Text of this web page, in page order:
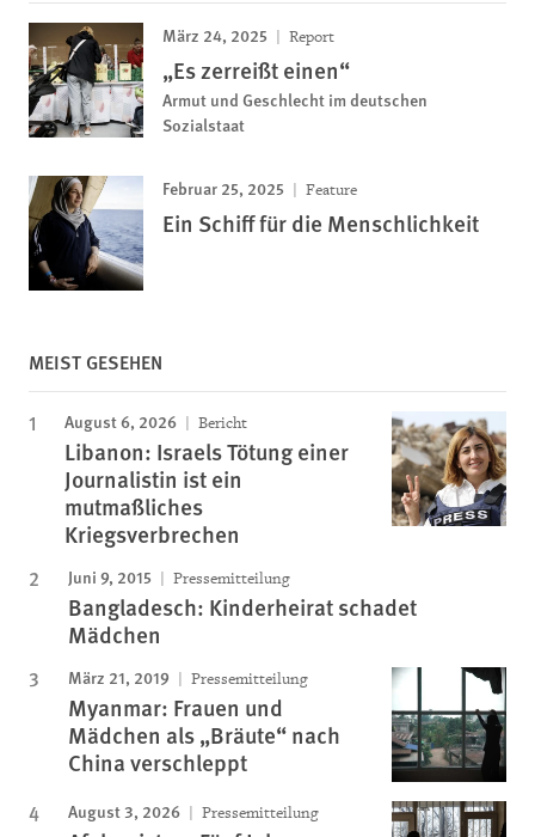
März 24, 2025 Report
„Es zerreißt einen“
Armut und Geschlecht im deutschen
Sozialstaat
Februar 25, 2025 Feature
Ein Schiff für die Menschlichkeit
MEIST GESEHEN
August 6, 2026 Bericht
Libanon: Israels Tötung einer
Journalistin ist ein
mutmaßliches
Kriegsverbrechen
Juni 9, 2015 Pressemitteilung
Bangladesch: Kinderheirat schadet
Mädchen
März 21, 2019 Pressemitteilung
Myanmar: Frauen und
Mädchen als „Bräute“ nach
China verschleppt
August 3, 2026 Pressemitteilung